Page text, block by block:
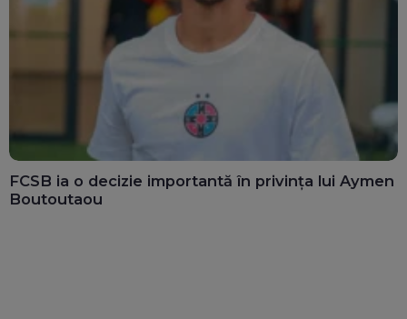
FCSB ia o decizie importantă în privința lui Aymen
Boutoutaou